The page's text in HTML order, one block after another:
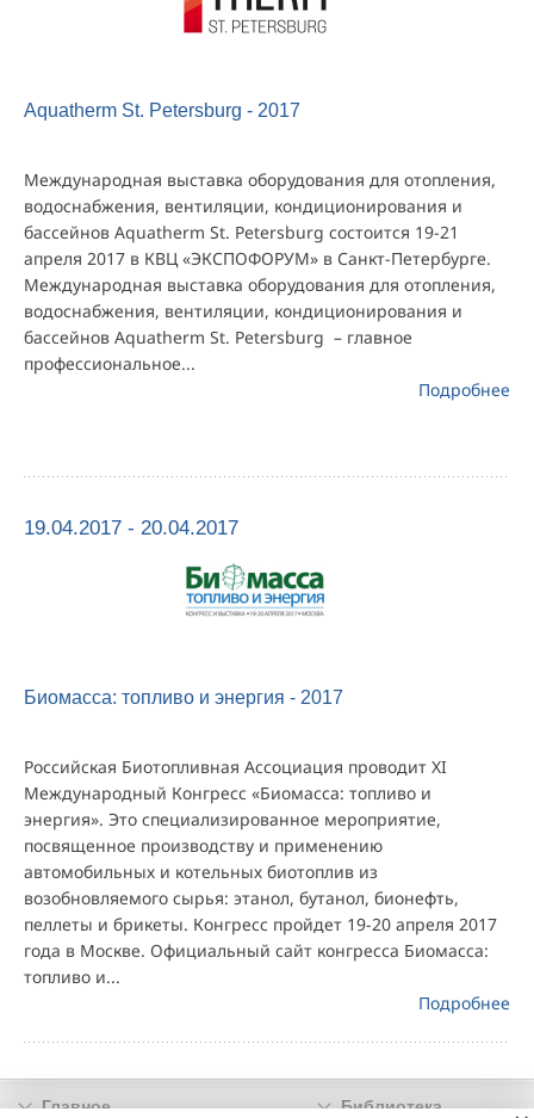
Aquatherm St. Petersburg - 2017
Международная выставка оборудования для отопления,
водоснабжения, вентиляции, кондиционирования и
бассейнов Aquatherm St. Petersburg состоится 19-21
апреля 2017 в КВЦ «ЭКСПОФОРУМ» в Санкт-Петербурге.
Международная выставка оборудования для отопления,
водоснабжения, вентиляции, кондиционирования и
бассейнов Aquatherm St. Petersburg – главное
профессиональное...
Подробнее
19.04.2017 - 20.04.2017
Биомасса: топливо и энергия - 2017
Российская Биотопливная Ассоциация проводит XI
Международный Конгресс «Биомасса: топливо и
энергия». Это специализированное мероприятие,
посвященное производству и применению
автомобильных и котельных биотоплив из
возобновляемого сырья: этанол, бутанол, бионефть,
пеллеты и брикеты. Конгресс пройдет 19-20 апреля 2017
года в Москве. Официальный сайт конгресса Биомасса:
топливо и...
Подробнее
Главное Библиотека